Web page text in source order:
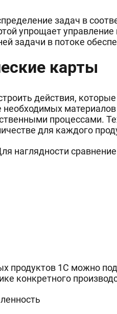
задач в
упрощает
задачи в потоке
карты
действия,
процессами.
для каждого
наглядности
продуктов 1С можно
конкретного